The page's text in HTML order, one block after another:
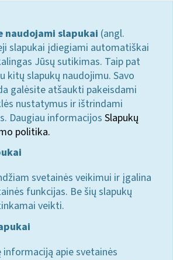
naudojami slapukai (angl.
slapukai įdiegiami automatiškai
Jūsų sutikimas. Taip pat
kitų slapukų naudojimu. Savo
galėsite atšaukti pakeisdami
nustatymus ir ištrindami
Daugiau informacijos Slapukų
politika.
svetainės veikimui ir įgalina
funkcijas. Be šių slapukų
veikti.
apie svetainės